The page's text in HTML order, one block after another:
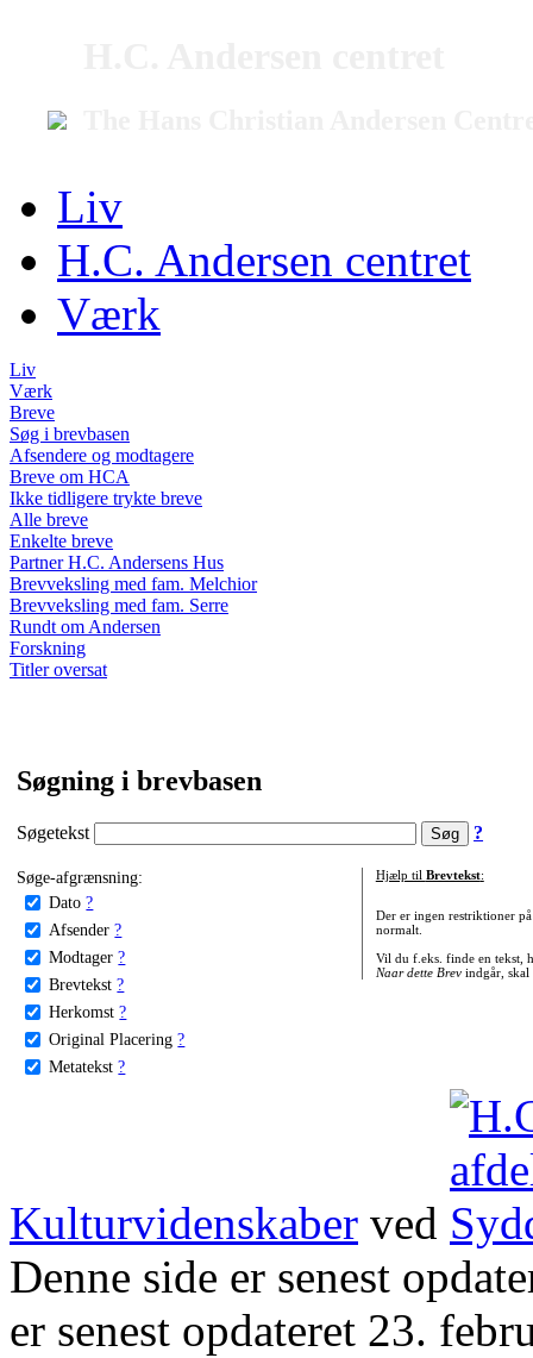
Liv
H.C. Andersen centret
Værk
Liv
Værk
Breve
Søg i brevbasen
Afsendere og modtagere
Breve om HCA
Ikke tidligere trykte breve
Alle breve
Enkelte breve
Partner H.C. Andersens Hus
Brevveksling med fam. Melchior
Brevveksling med fam. Serre
Rundt om Andersen
Forskning
Titler oversat
Søgning i brevbasen
Søgetekst ?
Søge-afgrænsning:
Dato ?
Afsender ?
Modtager ?
Brevtekst ?
Herkomst ?
Original Placering ?
Metatekst ?
Hjælp til Brevtekst:
Der er ingen restriktioner
normalt.
Vil du f.eks. finde en tekst,
Naar dette Brevindgår, skal
Kulturvidenskaber ved
Denne side er senest
er senest opdateret 23.